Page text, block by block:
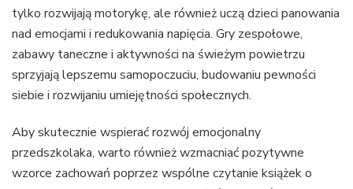
tylko rozwijają motorykę, ale również uczą dzieci panowania
nad emocjami i redukowania napięcia. Gry zespołowe,
zabawy taneczne i aktywności na świeżym powietrzu
sprzyjają lepszemu samopoczuciu, budowaniu pewności
siebie i rozwijaniu umiejętności społecznych.
Aby skutecznie wspierać rozwój emocjonalny
przedszkolaka, warto również wzmacniać pozytywne
wzorce zachowań poprzez wspólne czytanie książek o